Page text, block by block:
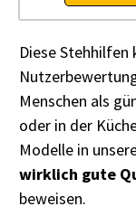
Diese Stehhilfen
Menschen als
oder in der
Modelle in
wirklich gute
beweisen.